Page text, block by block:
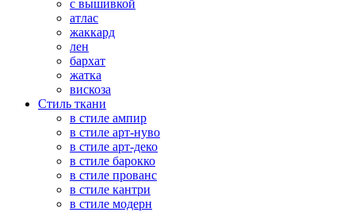
с вышивкой
атлас
жаккард
лен
бархат
жатка
вискоза
Стиль ткани
в стиле ампир
в стиле арт-нуво
в стиле арт-деко
в стиле барокко
в стиле прованс
в стиле кантри
в стиле модерн